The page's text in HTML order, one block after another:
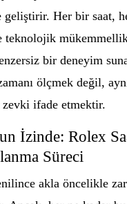
Her bir saat,
teknolojik
bir deneyim
ölçmek değil,
zevki ifade etmektir.
İzinde: Rolex
Süreci
akla öncelikle